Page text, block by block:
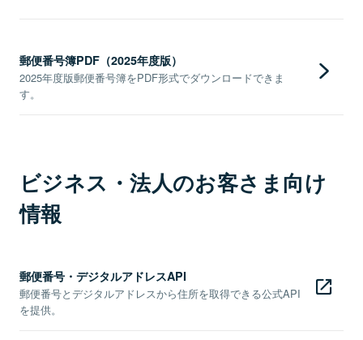
郵便番号簿PDF（2025年度版）
2025年度版郵便番号簿をPDF形式でダウンロードできま
す。
ビジネス・法人のお客さま向け
情報
郵便番号・デジタルアドレスAPI
郵便番号とデジタルアドレスから住所を取得できる公式API
を提供。